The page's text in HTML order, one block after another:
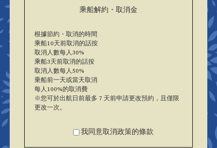
乘船解約・取消金
根據節約・取消的時間
乘船10天前取消的話按
取消人數每人30%
乘船3天前取消的話按
取消人數每人50%
乗船前一天或當天取消
每人100%的取消費
※您可於出航日前最多 7 天前申請更改預約，且僅限
更改一次。
我同意取消政策的條款